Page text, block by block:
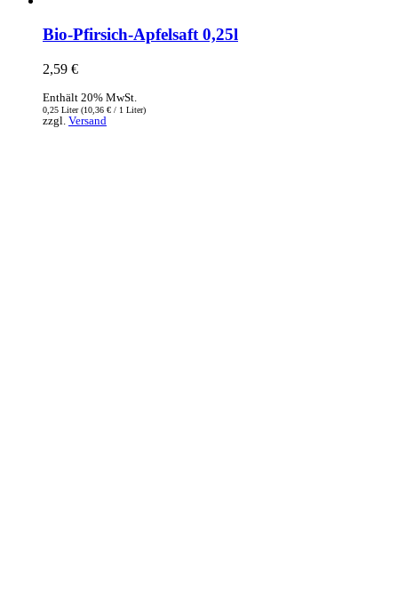
Bio-Pfirsich-Apfelsaft 0,25l
2,59 €
Enthält 20% MwSt.
0,25 Liter (10,36 € / 1 Liter)
zzgl. Versand